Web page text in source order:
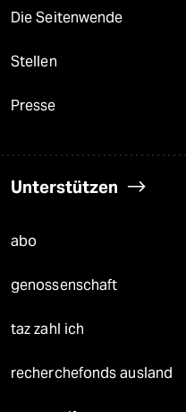
Die Seitenwende
Stellen
Presse
Unterstützen
abo
genossenschaft
taz zahl ich
recherchefonds ausland